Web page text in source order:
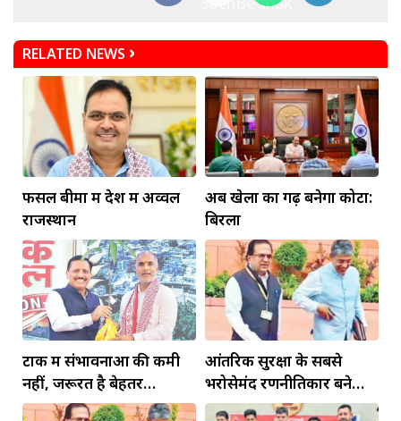
RELATED NEWS
फसल बीमा में देश में अव्वल
राजस्थान
अब खेलों का गढ़ बनेगा कोटा:
बिरला
टोंक में संभावनाओं की कमी
नहीं, जरूरत है बेहतर
इंफ्रास्ट्रक्चर की
आंतरिक सुरक्षा के सबसे
भरोसेमंद रणनीतिकार बने
रहेंगे गोविंद मोहन